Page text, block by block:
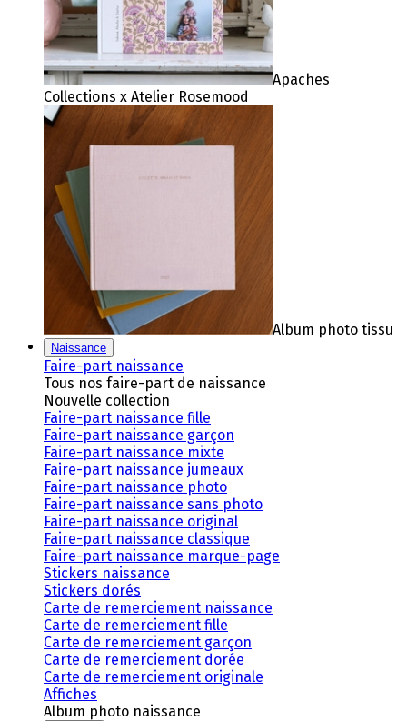
Apaches
Collections x Atelier Rosemood
Album photo tissu
Naissance
Faire-part naissance
Tous nos faire-part de naissance
Nouvelle collection
Faire-part naissance fille
Faire-part naissance garçon
Faire-part naissance mixte
Faire-part naissance jumeaux
Faire-part naissance photo
Faire-part naissance sans photo
Faire-part naissance original
Faire-part naissance classique
Faire-part naissance marque-page
Stickers naissance
Stickers dorés
Carte de remerciement naissance
Carte de remerciement fille
Carte de remerciement garçon
Carte de remerciement dorée
Carte de remerciement originale
Affiches
Album photo naissance